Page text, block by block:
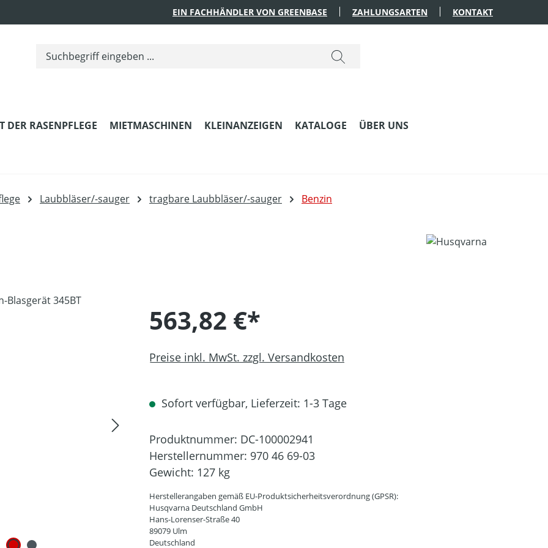
EIN FACHHÄNDLER VON GREENBASE ZAHLUNGSARTEN KONTAKT
DER RASENPFLEGE MIETMASCHINEN KLEINANZEIGEN KATALOGE ÜBER UNS
Laubbläser/-sauger tragbare Laubbläser/-sauger Benzin
563,82 €*
Preise inkl. MwSt. zzgl. Versandkosten
Sofort verfügbar, Lieferzeit: 1-3 Tage
Produktnummer: DC-100002941
Herstellernummer: 970 46 69-03
Gewicht: 127 kg
Herstellerangaben gemäß EU-Produktsicherheitsverordnung (GPSR):
Husqvarna Deutschland GmbH
Hans-Lorenser-Straße 40
89079 Ulm
Deutschland